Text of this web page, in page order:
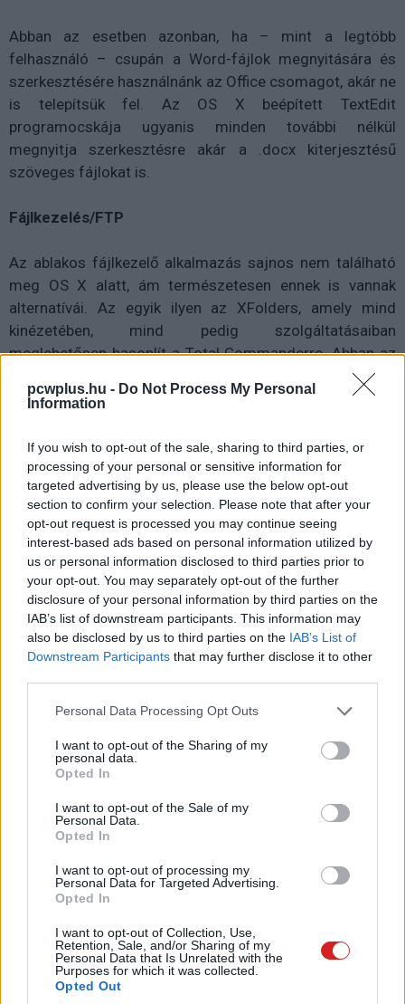
pcwplus.hu - Do Not Process My Personal
Information
If you wish to opt-out of the sale, sharing to third parties, or
processing of your personal or sensitive information for
targeted advertising by us, please use the below opt-out
section to confirm your selection. Please note that after your
opt-out request is processed you may continue seeing
interest-based ads based on personal information utilized by
us or personal information disclosed to third parties prior to
your opt-out. You may separately opt-out of the further
disclosure of your personal information by third parties on the
IAB’s list of downstream participants. This information may
also be disclosed by us to third parties on the IAB’s List of
Downstream Participants that may further disclose it to other
Please note that this website/app uses one or more Google
not limited to your visit or usage behaviour. You may click to
grant or deny consent to Google and its third-party tags to
use your data for below specified purposes in below Google
consent section.
Personal Data Processing Opt Outs
I want to opt-out of the Sharing of my
personal data.
Opted In
I want to opt-out of the Sale of my
Personal Data.
Opted In
I want to opt-out of processing my
Personal Data for Targeted Advertising.
Opted In
I want to opt-out of Collection, Use,
Retention, Sale, and/or Sharing of my
Personal Data that Is Unrelated with the
Purposes for which it was collected.
Opted Out
Abban az esetben azonban, ha – mint a legtöbb
felhasználó – csupán a Word-fájlok megnyitására és
szerkesztésére használnánk az Office csomagot, akár ne
is telepítsük fel. Az OS X beépített TextEdit
programocskája ugyanis minden további nélkül
megnyitja szerkesztésre akár a .docx kiterjesztésű
szöveges fájlokat is.
Fájlkezelés/FTP
Az ablakos fájlkezelő alkalmazás sajnos nem található
meg OS X alatt, ám természetesen ennek is vannak
alternatívái. Az egyik ilyen az XFolders, amely mind
kinézetében, mind pedig szolgáltatásaiban
meglehetősen hasonlít a Total Commanderre. Abban az
esetben viszont, ha csak részfeladatok elvégzésére
használtuk a programot a Windows alatt, érdemes
A Total Commander remek FTP-kezelését például
könnyedén hozza OS X alatt a Panic nevű fejlesztő
Transmit alkalmazása, amely nagyon fejlett felülettel és
egyszerű kezelhetőséggel hozza testközelbe az FTP-
alapú kommunikációt. Kétablakos rendszerben működik,
és létrehozhatunk benne kedvenceket is, amelyeket a
lehető legegyszerűbben átmenthetünk későbbi verziókba
is. A szoftver fizetős, de ingyenes verzióban is
használhatjuk, ebben az esetben viszont sajnos le kell